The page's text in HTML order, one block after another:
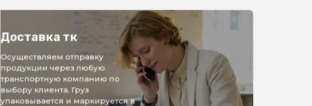
Доставка тк
Осуществляем отправку
продукции через любую
транспортную компанию по
выбору клиента. Груз
упаковывается и маркируется в